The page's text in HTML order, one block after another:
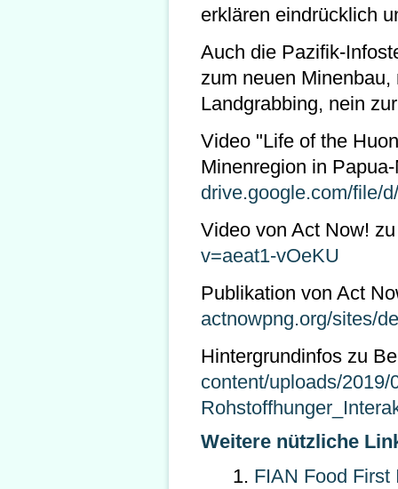
erklären eindrücklich
Auch die Pazifik-
zum neuen
Landgrabbing, nein
Video "Life of the
Minenregion in
drive.google.com/file/
Video von Act Now!
v=aeat1-vOeKU
Publikation von Act
actnowpng.org/sites/
Hintergrundinfos zu
content/uploads/
Weitere nützliche
FIAN Food First